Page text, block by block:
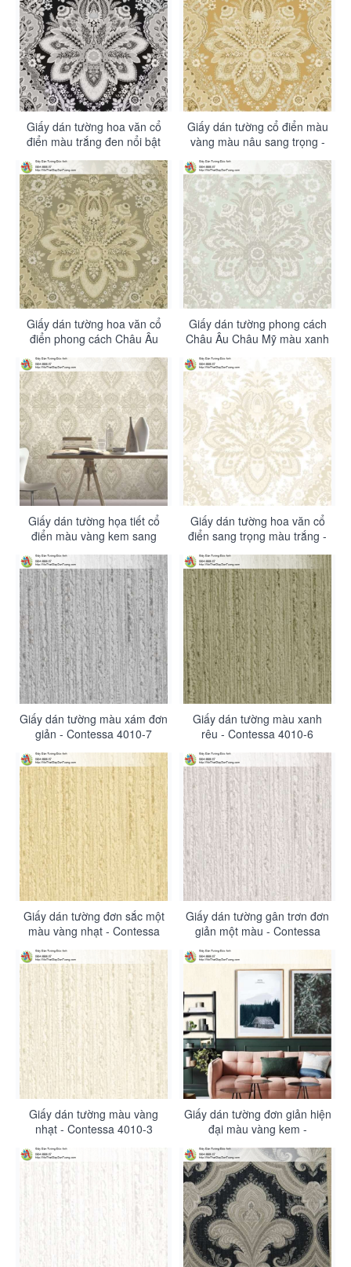
Giấy dán tường hoa văn cổ
điển màu trắng đen nổi bật
Giấy dán tường cổ điển màu
vàng màu nâu sang trọng -
Giấy dán tường hoa văn cổ
điển phong cách Châu Âu
màu xanh rêu - Contessa
4011-4
Giấy dán tường phong cách
Châu Âu Châu Mỹ màu xanh
- Contessa 4011-3
Giấy dán tường họa tiết cổ
điển màu vàng kem sang
trọng - Contessa 4011-2
Giấy dán tường hoa văn cổ
điển sang trọng màu trắng -
Contessa 4011-1
Giấy dán tường màu xám đơn
giản - Contessa 4010-7
Giấy dán tường màu xanh
rêu - Contessa 4010-6
Giấy dán tường đơn sắc một
màu vàng nhạt - Contessa
Giấy dán tường gân trơn đơn
giản một màu - Contessa
Giấy dán tường màu vàng
nhạt - Contessa 4010-3
Giấy dán tường đơn giản hiện
đại màu vàng kem -